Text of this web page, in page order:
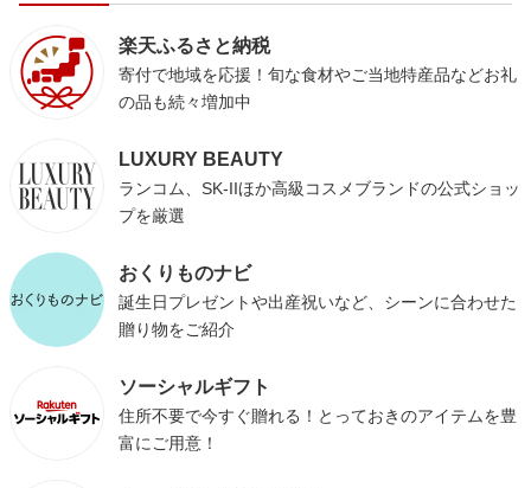
楽天ふるさと納税
寄付で地域を応援！旬な食材やご当地特産品などお礼
の品も続々増加中
LUXURY BEAUTY
ランコム、SK-IIほか高級コスメブランドの公式ショッ
プを厳選
おくりものナビ
誕生日プレゼントや出産祝いなど、シーンに合わせた
贈り物をご紹介
ソーシャルギフト
住所不要で今すぐ贈れる！とっておきのアイテムを豊
富にご用意！